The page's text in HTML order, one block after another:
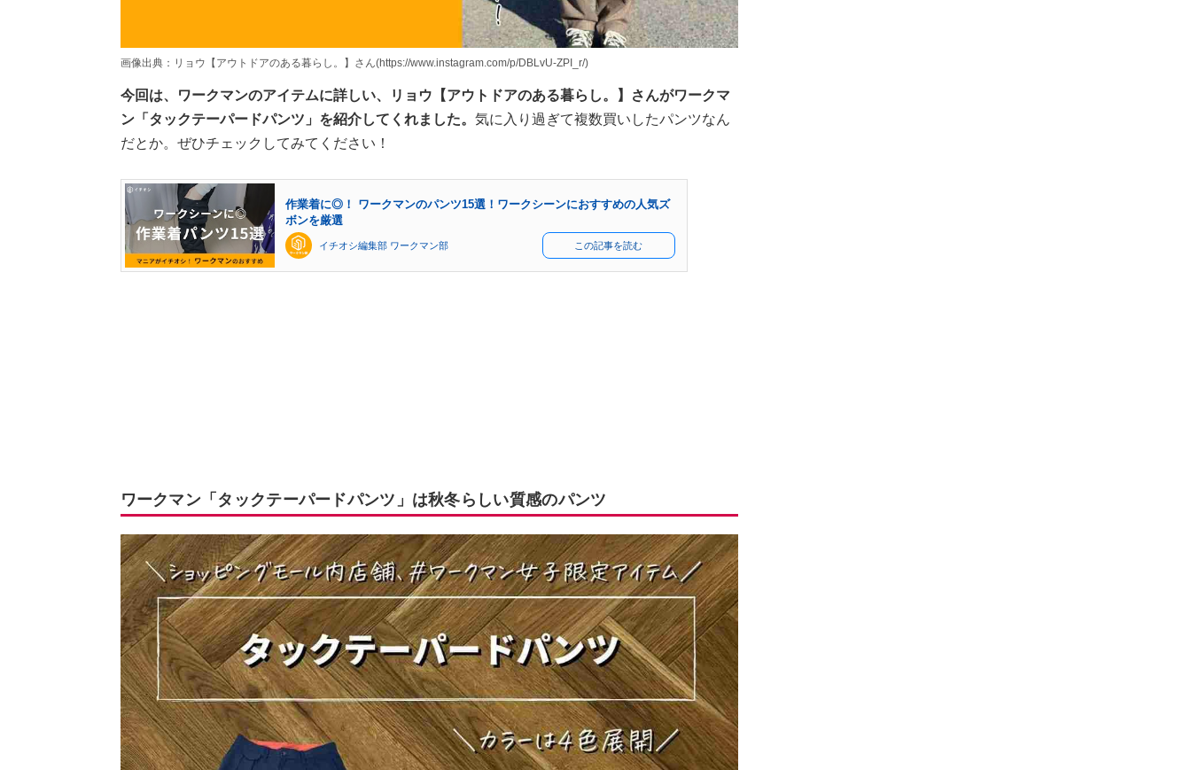
画像出典：リョウ【アウトドアのある暮らし。】さん(https://www.instagram.com/p/DBLvU-ZPI_r/)
今回は、ワークマンのアイテムに詳しい、リョウ【アウトドアのある暮らし。】さんがワークマ
ン「タックテーパードパンツ」を紹介してくれました。 気に入り過ぎて複数買いしたパンツなん
だとか。ぜひチェックしてみてください！
作業着に◎！ ワークマンのパンツ15選！ワークシーンにおすすめの人気ズ
ボンを厳選
イチオシ編集部 ワークマン部 この記事を読む
ワークマン「タックテーパードパンツ」は秋冬らしい質感のパンツ